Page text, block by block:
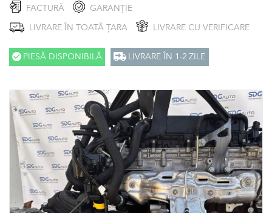
FACTURĂ GARANȚIE
LIVRARE ÎN TOATĂ ȚARA LIVRARE CU VERIFICARE
PIESĂ DISPONIBILĂ LIVRARE ÎN 1-2 ZILE